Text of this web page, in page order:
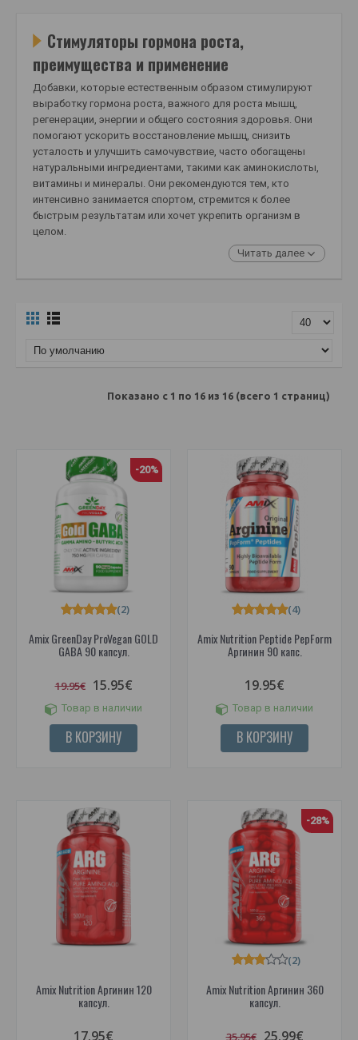
Стимуляторы гормона роста,
преимущества и применение
Добавки, которые естественным образом стимулируют
выработку гормона роста, важного для роста мышц,
регенерации, энергии и общего состояния здоровья. Они
помогают ускорить восстановление мышц, снизить
усталость и улучшить самочувствие, часто обогащены
натуральными ингредиентами, такими как аминокислоты,
витамины и минералы. Они рекомендуются тем, кто
интенсивно занимается спортом, стремится к более
быстрым результатам или хочет укрепить организм в
целом.
Читать далее
Показано с 1 по 16 из 16 (всего 1 страниц)
-20%
Amix GreenDay ProVegan GOLD
GABA 90 капсул.
(2)
19.95€ 15.95€
Товар в наличии
В КОРЗИНУ
Amix Nutrition Peptide PepForm
Аргинин 90 капс.
(4)
19.95€
Товар в наличии
В КОРЗИНУ
Amix Nutrition Аргинин 120
капсул.
17.95€
-28%
Amix Nutrition Аргинин 360
капсул.
(2)
35.95€ 25.99€